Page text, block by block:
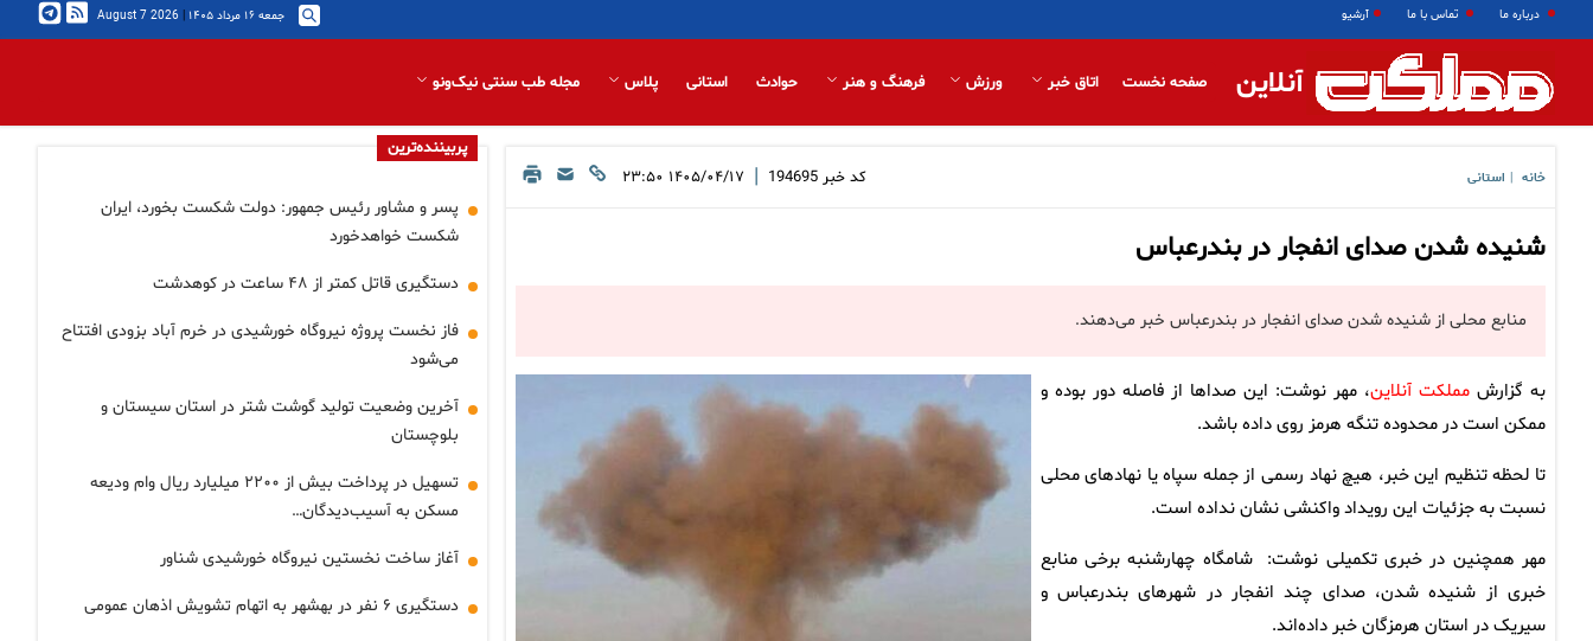
درباره ما تماس با ما آرشیو جمعه ۱۶ مرداد ۱۴۰۵ |
2026 August 7
آنلاین صفحه نخست اتاق خبر ورزش فرهنگ و هنر حوادث استانی پلاس مجله طب سنتی نیک‌ونو
خانه استانی کد خبر 194695
| ۱۴۰۵/۰۴/۱۷ ۲۳:۵۰
شنیده شدن صدای انفجار در بندرعباس
منابع محلی از شنیده شدن صدای انفجار در بندرعباس خبر می‌دهند.
به گزارشمملکت آنلاین، مهر نوشت: این صداها از فاصله دور بوده و
ممکن است در محدوده تنگه هرمز روی داده باشد.
تا لحظه تنظیم این خبر، هیچ نهاد رسمی از جمله سپاه یا نهادهای محلی
نسبت به جزئیات این رویداد واکنشی نشان نداده است.
مهر همچنین در خبری تکمیلی نوشت: شامگاه چهارشنبه برخی منابع
خبری از شنیده شدن، صدای چند انفجار در شهرهای بندرعباس و
سیریک در استان هرمزگان خبر داده‌اند.
پربیننده‌ترین
پسر و مشاور رئیس جمهور: دولت شکست بخورد، ایران
شکست خواهدخورد
دستگیری قاتل کمتر از ۴۸ ساعت در کوهدشت
فاز نخست پروژه نیروگاه خورشیدی در خرم آباد بزودی افتتاح
می‌شود
آخرین وضعیت تولید گوشت شتر در استان سیستان و
بلوچستان
تسهیل در پرداخت بیش از ۲۲۰۰ میلیارد ریال وام ودیعه
مسکن به آسیب‌دیدگان…
آغاز ساخت نخستین نیروگاه خورشیدی شناور
دستگیری ۶ نفر در بهشهر به اتهام تشویش اذهان عمومی